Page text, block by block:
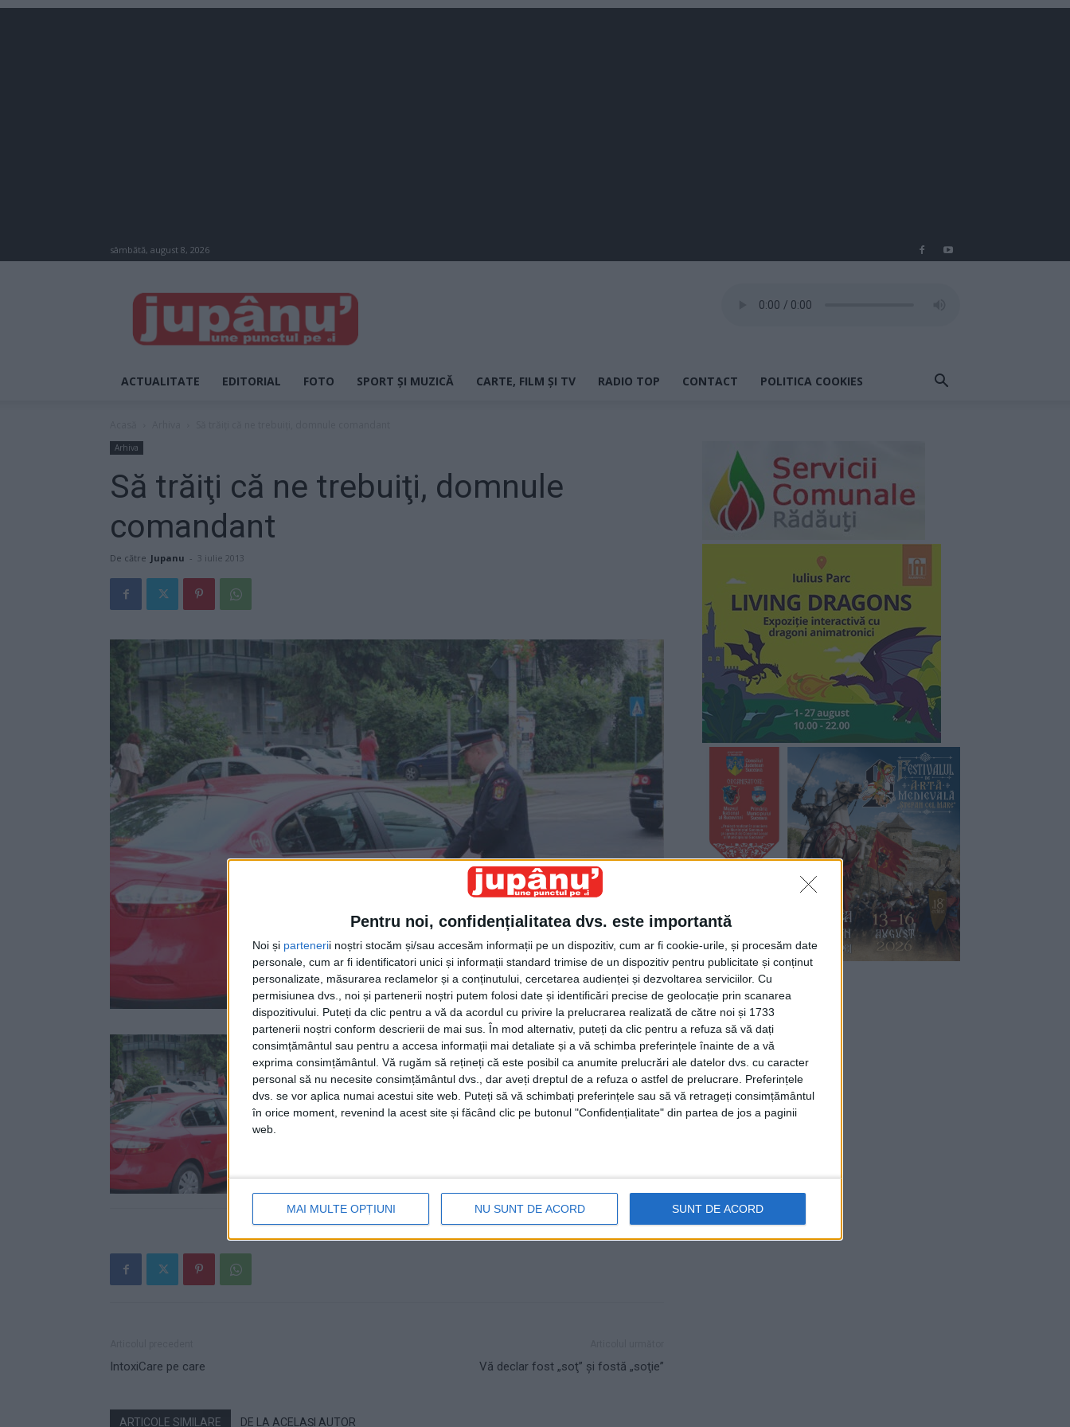
Pentru noi, confidențialitatea dvs. este importantă
Noi și partenerii noștri stocăm și/sau accesăm informații pe un dispozitiv, cum ar fi cookie-urile, și procesăm date
personale, cum ar fi identificatori unici și informații standard trimise de un dispozitiv pentru publicitate și conținut
personalizate, măsurarea reclamelor și a conținutului, cercetarea audienței și dezvoltarea serviciilor. Cu
permisiunea dvs., noi și partenerii noștri putem folosi date și identificări precise de geolocație prin scanarea
dispozitivului. Puteți da clic pentru a vă da acordul cu privire la prelucrarea realizată de către noi și 1733
partenerii noștri conform descrierii de mai sus. În mod alternativ, puteți da clic pentru a refuza să vă dați
consimțământul sau pentru a accesa informații mai detaliate și a vă schimba preferințele înainte de a vă
exprima consimțământul. Vă rugăm să rețineți că este posibil ca anumite prelucrări ale datelor dvs. cu caracter
personal să nu necesite consimțământul dvs., dar aveți dreptul de a refuza o astfel de prelucrare. Preferințele
dvs. se vor aplica numai acestui site web. Puteți să vă schimbați preferințele sau să vă retrageți consimțământul
în orice moment, revenind la acest site și făcând clic pe butonul "Confidențialitate" din partea de jos a paginii
web.
MAI MULTE OPȚIUNI NU SUNT DE ACORD SUNT DE ACORD
sâmbătă, august 8, 2026
JUPÂNU'
ACTUALITATE EDITORIAL FOTO SPORT ȘI MUZICĂ CARTE, FILM ȘI TV RADIO TOP CONTACT POLITICA COOKIES
Arhiva
Să trăiţi că ne trebuiţi, domnule
comandant
De către Jupanu - 3 iulie 2013
După numirea colonelului Ion Burlui la comanda
Inspectoratului General pentru Situaţii de Urgenţă,
şefia ISU Suceava a fost preluată de adjunctul Dan
Hoffman. Domnul Hoffman încă nu s-a obişnuit cu
noua situaţie, din moment ce, din reflex, se repede
IntoxiCare pe care Vă declar fost „soţ” şi fostă „soţie”
ARTICOLE SIMILARE DE LA ACELAȘI AUTOR